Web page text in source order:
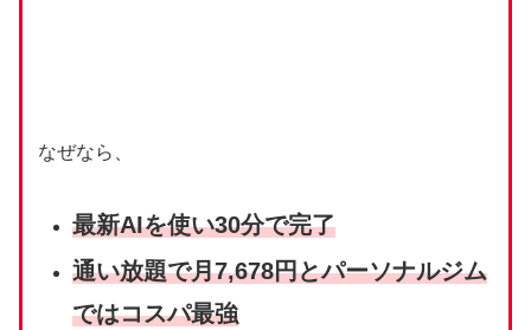
なぜなら、
最新AIを使い30分で完了
通い放題で月7,678円とパーソナルジム
ではコスパ最強